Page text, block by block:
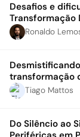
Desafios e
Transformação
Ronaldo
transformação
Tiago Mattos
Do Silêncio ao